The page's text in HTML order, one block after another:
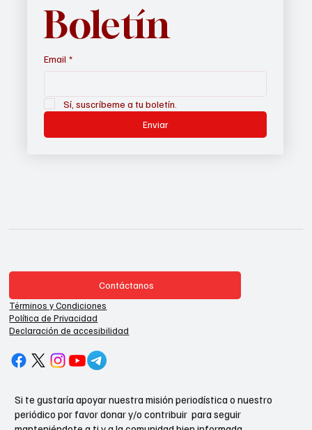
Boletín
Email *
Sí, suscríbeme a tu boletín.
Enviar
Contáctanos
Términos y Condiciones
Política de Privacidad
Declaración de accesibilidad
Si te gustaría apoyar nuestra misión periodística o nuestro
periódico por favor donar y/o contribuir para seguir